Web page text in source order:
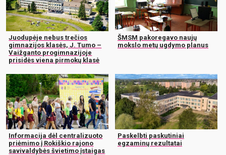
Juodupėje nebus trečios
gimnazijos klasės, J. Tumo –
Vaižganto progimnazijoje
prisidės viena pirmokų klasė
ŠMSM pakoregavo naujų
mokslo metų ugdymo planus
Informacija dėl centralizuoto
priėmimo į Rokiškio rajono
savivaldybės švietimo įstaigas
Paskelbti paskutiniai
egzaminų rezultatai